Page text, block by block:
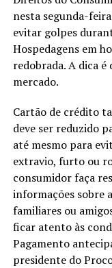
nesta segunda-
evitar golpes
Hospedagens em
redobrada. A dica
mercado.
Cartão de crédito
deve ser reduzido
até mesmo para
extravio, furto ou
consumidor faça
informações sobre
familiares ou
ficar atento às
Pagamento
presidente do